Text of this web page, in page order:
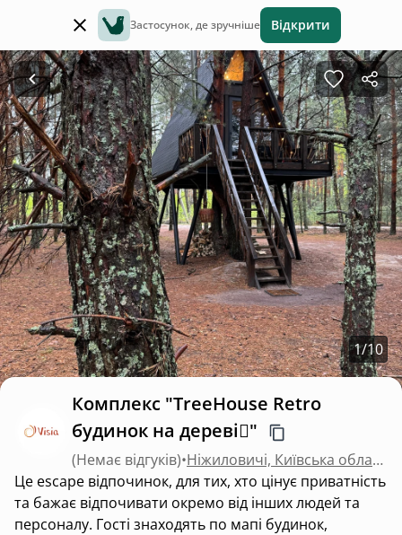
Застосунок, де зручніше Відкрити
1/10
Комплекс "TreeHouse Retro
будинок на дереві🪾"
(Немає відгуків)•
Ніжиловичі, Київська область
Це escape відпочинок, для тих, хто цінує приватність
та бажає відпочивати окремо від інших людей та
персоналу. Гості знаходять по мапі будинок,